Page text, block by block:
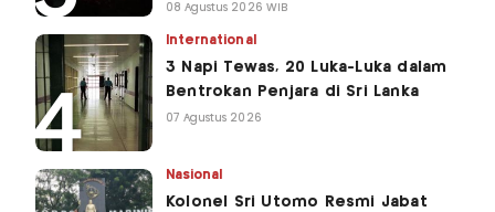
08 Agustus 2026 WIB
International
3 Napi Tewas, 20 Luka-Luka dalam
Bentrokan Penjara di Sri Lanka
07 Agustus 2026
Nasional
Kolonel Sri Utomo Resmi Jabat